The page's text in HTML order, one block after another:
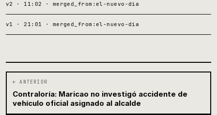
v2 · 11:02 · merged_from:el-nuevo-dia
v1 · 21:01 · merged_from:el-nuevo-dia
← ANTERIOR
Contraloría: Maricao no investigó accidente de
vehículo oficial asignado al alcalde